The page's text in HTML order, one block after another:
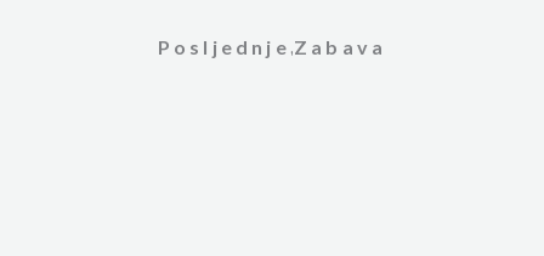
Posljednje ,Zabava